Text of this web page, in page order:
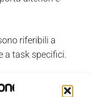
riferibili a
a task specifici.
fonti sostenibili (99